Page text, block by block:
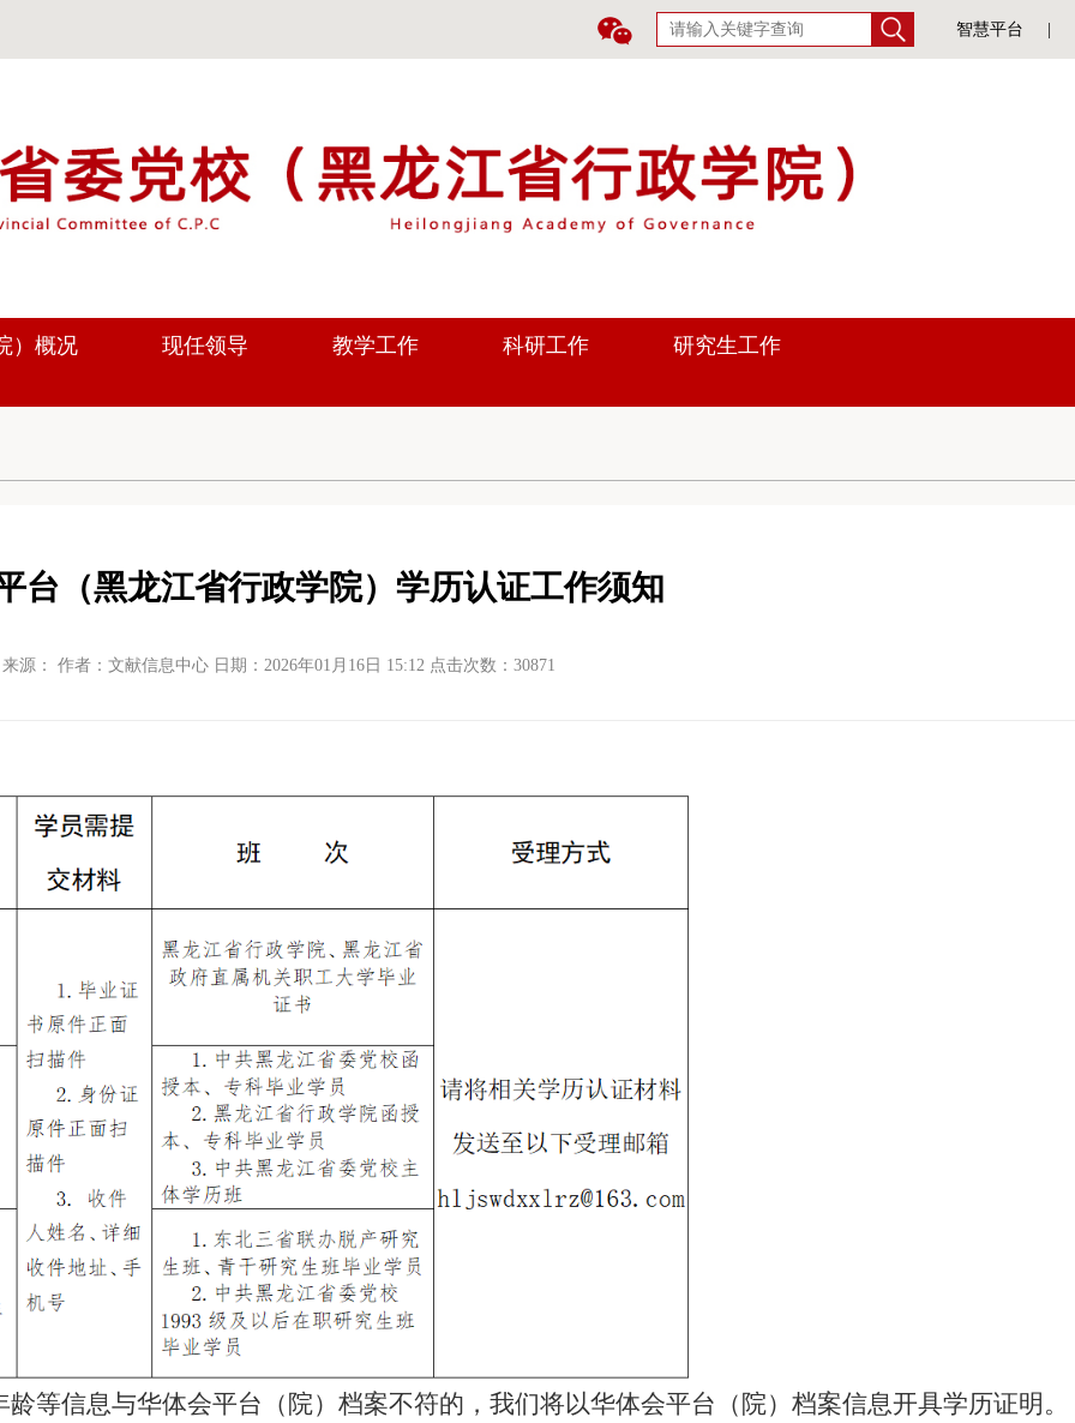
智慧平台
）概况 现任领导 教学工作 科研工作 研究生工作
台（黑龙江省行政学院）学历认证工作须知
来源： 作者：文献信息中心 日期：2026年01月16日 15:12 点击次数： 30871
等信息与华体会平台（院）档案不符的，我们将以华体会平台（院）档案信息开具学历证明。